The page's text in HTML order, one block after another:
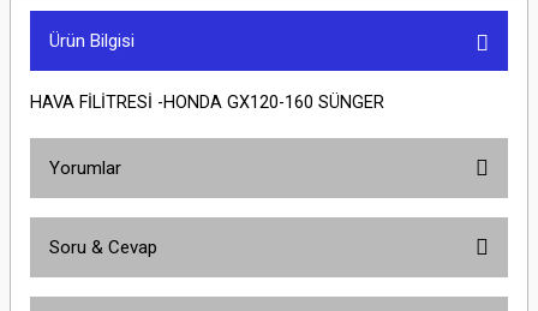
Ürün Bilgisi
HAVA FİLİTRESİ -HONDA GX120-160 SÜNGER
Yorumlar
Soru & Cevap